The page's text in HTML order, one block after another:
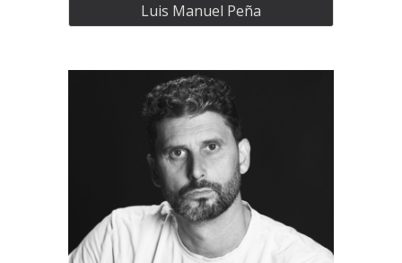
Luis Manuel Peña